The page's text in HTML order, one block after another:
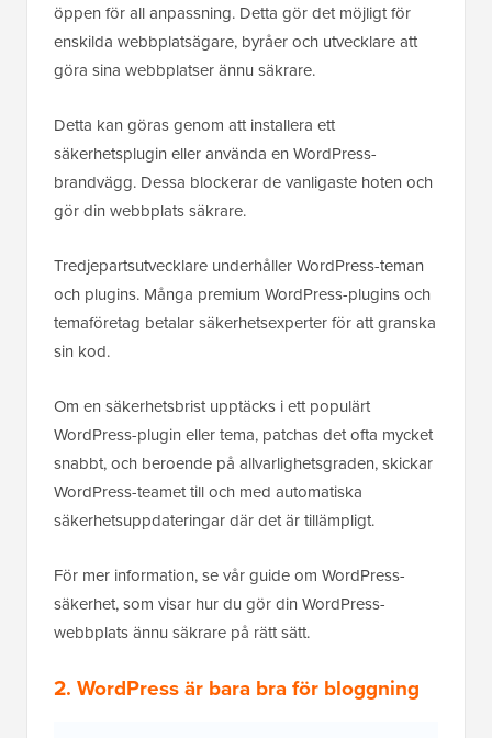
öppen för all anpassning. Detta gör det möjligt för
enskilda webbplatsägare, byråer och utvecklare att
göra sina webbplatser ännu säkrare.
Detta kan göras genom att installera ett
säkerhetsplugin eller använda en WordPress-
brandvägg. Dessa blockerar de vanligaste hoten och
gör din webbplats säkrare.
Tredjepartsutvecklare underhåller WordPress-teman
och plugins. Många premium WordPress-plugins och
temaföretag betalar säkerhetsexperter för att granska
sin kod.
Om en säkerhetsbrist upptäcks i ett populärt
WordPress-plugin eller tema, patchas det ofta mycket
snabbt, och beroende på allvarlighetsgraden, skickar
WordPress-teamet till och med automatiska
säkerhetsuppdateringar där det är tillämpligt.
För mer information, se vår guide om WordPress-
säkerhet, som visar hur du gör din WordPress-
webbplats ännu säkrare på rätt sätt.
2. WordPress är bara bra för bloggning